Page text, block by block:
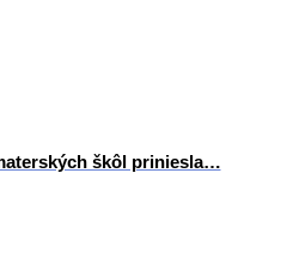
škôl priniesla…